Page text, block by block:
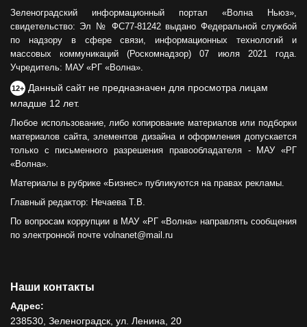
Зеленоградский информационный портал «Волна Ньюз»,
свидетельство: Эл № ФС77-81242 выдано Федеральной службой
по надзору в сфере связи, информационных технологий и
массовых коммуникаций (Роскомнадзор) 07 июля 2021 года.
Учредитель: МАУ «РГ «Волна».
12+ Данный сайт не предназначен для просмотра лицам
младше 12 лет.
Любое использование, либо копирование материалов или подборки
материалов сайта, элементов дизайна и оформления допускается
только с письменного разрешения правообладателя - МАУ «РГ
«Волна».
Материалы в рубрике «Бизнес» публикуются на правах рекламы.
Главный редактор: Нечаева Т.В.
По вопросам коррупции в МАУ «РГ «Волна» направлять сообщения
по электронной почте volnanet@mail.ru
Наши контакты
Адрес:
238530, Зеленоградск, ул. Ленина, 20